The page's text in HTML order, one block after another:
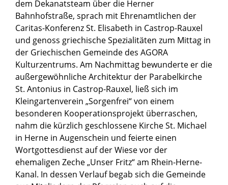
dem Dekanatsteam über die Herner
Bahnhofstraße, sprach mit Ehrenamtlichen der
Caritas-Konferenz St. Elisabeth in Castrop-Rauxel
und genoss griechische Spezialitäten zum Mittag in
der Griechischen Gemeinde des AGORA
Kulturzentrums. Am Nachmittag bewunderte er die
außergewöhnliche Architektur der Parabelkirche
St. Antonius in Castrop-Rauxel, ließ sich im
Kleingartenverein „Sorgenfrei“ von einem
besonderen Kooperationsprojekt überraschen,
nahm die kürzlich geschlossene Kirche St. Michael
in Herne in Augenschein und feierte einen
Wortgottesdienst auf der Wiese vor der
ehemaligen Zeche „Unser Fritz“ am Rhein-Herne-
Kanal. In dessen Verlauf begab sich die Gemeinde